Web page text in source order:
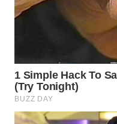
BOGOR
WN
TAPANULI